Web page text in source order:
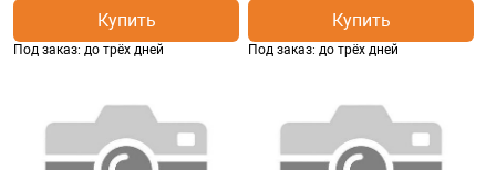
Купить
Под заказ: до трёх дней
Купить
Под заказ: до трёх дней